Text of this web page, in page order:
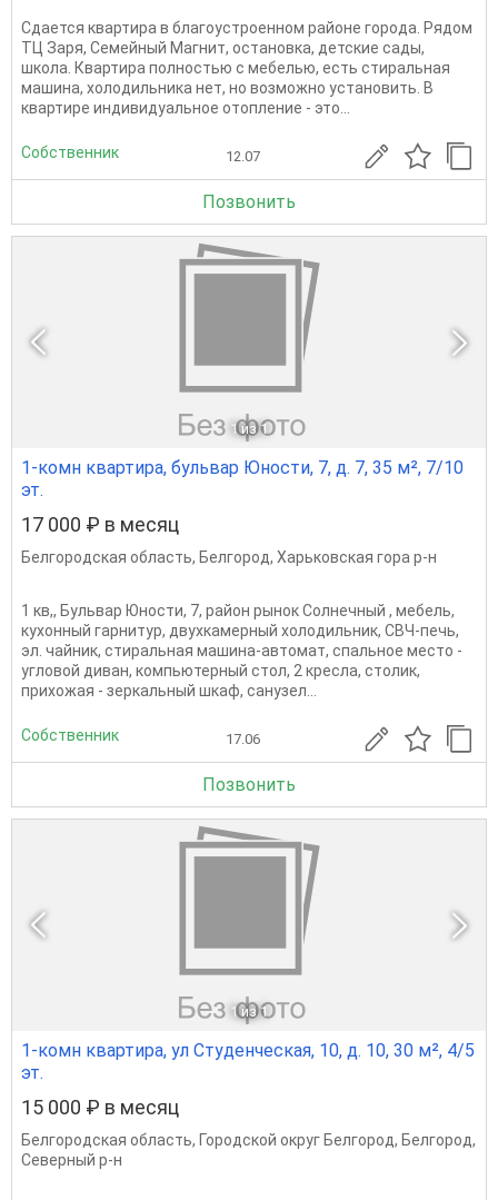
Сдается квартира в благоустроенном районе города. Рядом
ТЦ Заря, Семейный Магнит, остановка, детские сады,
школа. Квартира полностью с мебелью, есть стиральная
машина, холодильника нет, но возможно установить. В
квартире индивидуальное отопление - это...
Собственник 12.07
Позвонить
1 из 1
1-комн квартира, бульвар Юности, 7, д. 7, 35 м², 7/10
эт.
17 000 ₽ в месяц
Белгородская область, Белгород, Харьковская гора р-н
1 кв,, Бульвар Юности, 7, район рынок Солнечный , мебель,
кухонный гарнитур, двухкамерный холодильник, СВЧ-печь,
эл. чайник, стиральная машина-автомат, спальное место -
угловой диван, компьютерный стол, 2 кресла, столик,
прихожая - зеркальный шкаф, санузел...
Собственник 17.06
Позвонить
1 из 1
1-комн квартира, ул Студенческая, 10, д. 10, 30 м², 4/5
эт.
15 000 ₽ в месяц
Белгородская область, Городской округ Белгород, Белгород,
Северный р-н